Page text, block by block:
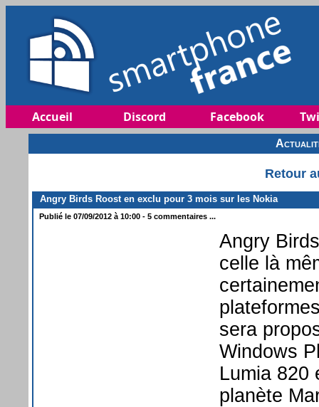
Accueil Discord Facebook
Retour
Angry Birds Roost en exclu pour 3 mois sur les Nokia
Publié le 07/09/2012 à 10:00 - 5 commentaires ...
Angry
celle là
sera
Windows
Lumia 820
planète